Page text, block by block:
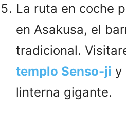
La ruta en coche
en Asakusa, el
tradicional.
templo Senso-ji y
linterna gigante.